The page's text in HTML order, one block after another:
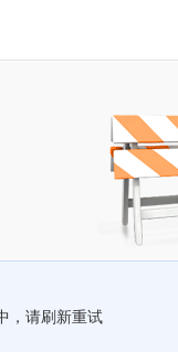
，请刷新重试